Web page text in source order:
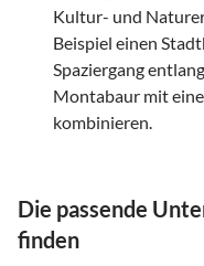
Kultur- und
Beispiel einen
Spaziergang
Montabaur mit
kombinieren.
Die passende
finden